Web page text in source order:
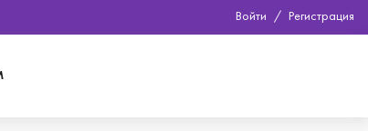
Войти / Регистрация